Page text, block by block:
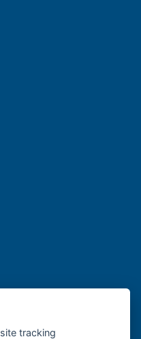
fabricants européens de
tracking